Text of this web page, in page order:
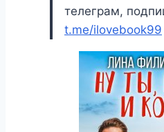
телеграм,
t.me/ilovebook99